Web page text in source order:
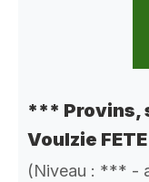
*** Provins,
Voulzie FETE
(Niveau : *** -